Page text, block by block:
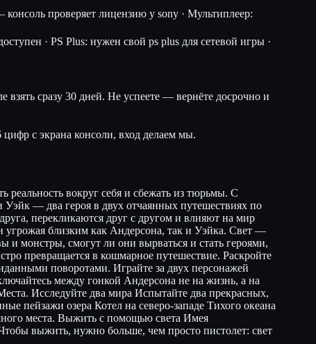
проверяет лицензию у sony · Мультиплеер:
· PS Plus: нужен свой ps plus для сетевой игры ·
сразу 30 дней. Не успеете — вернёте досрочно и
с экрана консоли, вход делаем мы.
вокруг себя и сбежать из тюрьмы. С
Уэйк — два героя в двух отчаянных путешествиях по
перекликаются друг с другом и влияют на мир
угрожая близким как Андерсона, так и Уэйка. Свет —
и монстры, смогут ли они вырваться и стать героями,
превращается в кошмарное путешествие. Раскройте
поворотами. Играйте за двух персонажей
между гонкой Андерсона не на жизнь, а на
Исследуйте два мира Испытайте два прекрасных,
пейзажи озера Котел на северо-западе Тихого океана
места. Выжить с помощью света Имея
выжить, нужно больше, чем просто пистолет: свет